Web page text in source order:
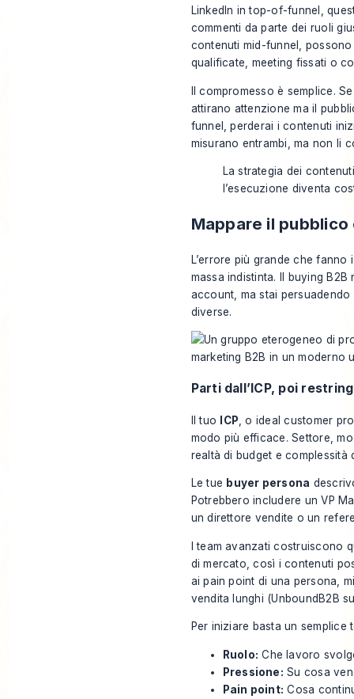
LinkedIn in top-of-funnel,
commenti da parte dei ruoli
contenuti mid-funnel,
qualificate, meeting fissati o
Il compromesso è semplice.
attirano attenzione ma il
funnel, perderai i contenuti
misurano entrambi, ma non li
La strategia dei
l’esecuzione diventa
Mappare il
L’errore più grande che
massa indistinta. Il buying
account, ma stai
diverse.
Parti dall’ICP, poi
Il tuo ICP , o ideal customer
modo più efficace. Settore,
realtà di budget e complessità
Le tue buyer persona
Potrebbero includere un VP
un direttore vendite o un
I team avanzati costruiscono
di mercato, così i contenuti
ai pain point di una persona,
vendita lunghi (UnboundB2B
Per iniziare basta un semplice
Ruolo: Che lavoro
Pressione: Su cosa
Pain point: Cosa